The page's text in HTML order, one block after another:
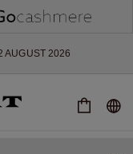
AUGUST 2026